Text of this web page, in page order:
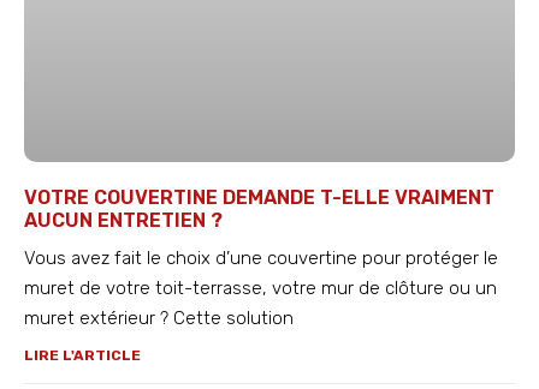
VOTRE COUVERTINE DEMANDE T-ELLE VRAIMENT
AUCUN ENTRETIEN ?
Vous avez fait le choix d’une couvertine pour protéger le
muret de votre toit-terrasse, votre mur de clôture ou un
muret extérieur ? Cette solution
LIRE L'ARTICLE